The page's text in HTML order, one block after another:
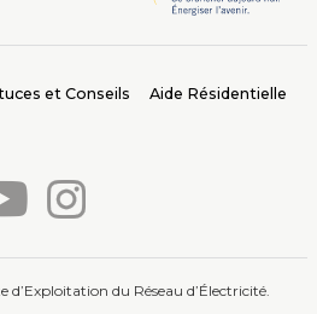
et Conseils Aide Résidentielle
du Réseau d’Électricité.